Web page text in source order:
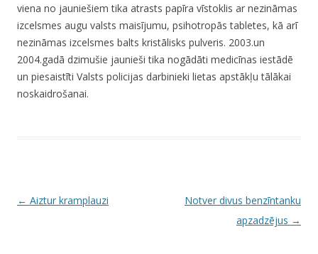
viena no jauniešiem tika atrasts papīra vīstoklis ar nezināmas
izcelsmes augu valsts maisījumu, psihotropās tabletes, kā arī
nezināmas izcelsmes balts kristālisks pulveris. 2003.un
2004.gadā dzimušie jaunieši tika nogādāti medicīnas iestādē
un piesaistīti Valsts policijas darbinieki lietas apstākļu tālākai
noskaidrošanai.
P
← Aiztur kramplauzi
Notver divus benzīntanku
apzadzējus →